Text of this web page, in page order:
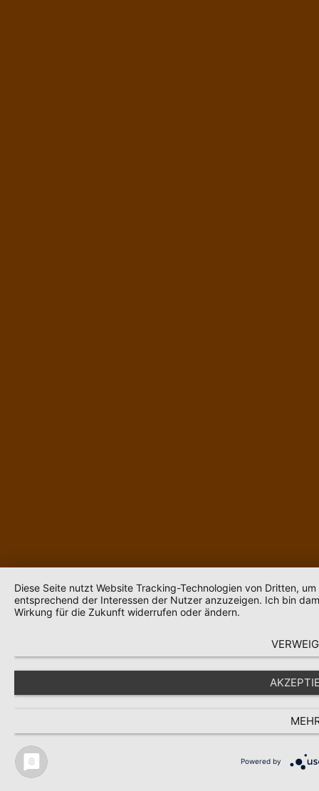
Diese Seite nutzt Website Tracking-Technologien von Dritten,
entsprechend der Interessen der Nutzer anzuzeigen. Ich bin
Wirkung für die Zukunft widerrufen oder ändern.
Powered by